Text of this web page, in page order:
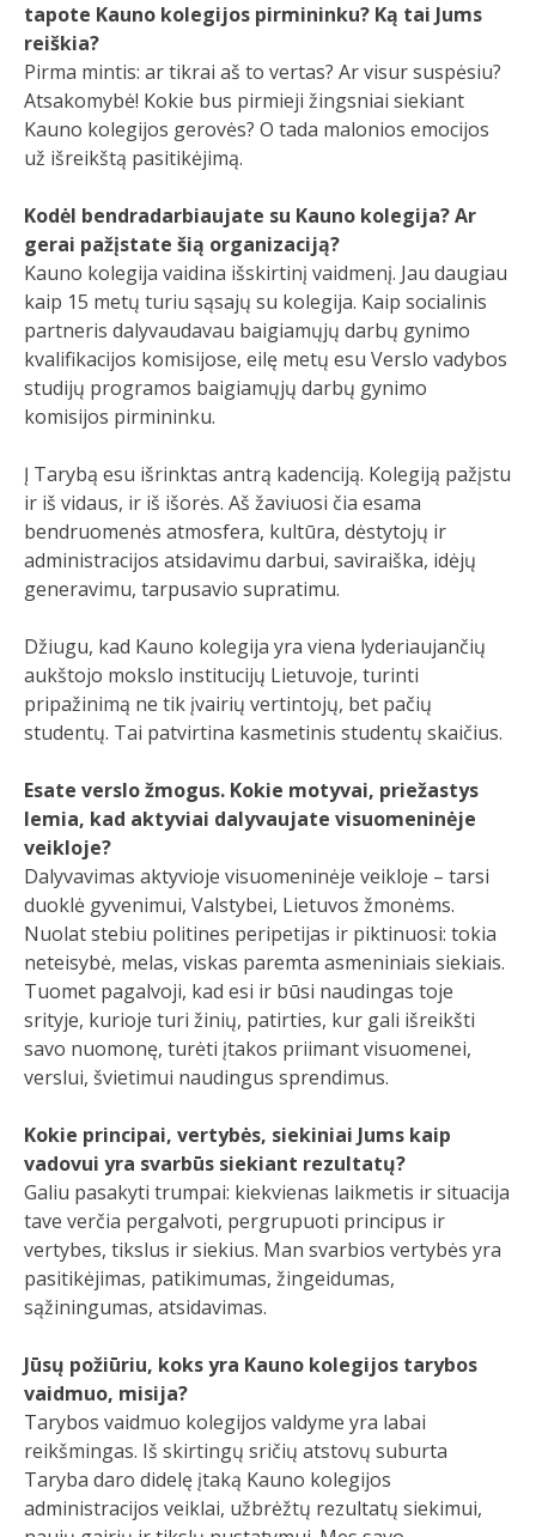
tapote Kauno kolegijos pirmininku? Ką tai Jums
reiškia?
Pirma mintis: ar tikrai aš to vertas? Ar visur suspėsiu?
Atsakomybė! Kokie bus pirmieji žingsniai siekiant
Kauno kolegijos gerovės? O tada malonios emocijos
už išreikštą pasitikėjimą.
Kodėl bendradarbiaujate su Kauno kolegija? Ar
gerai pažįstate šią organizaciją?
Kauno kolegija vaidina išskirtinį vaidmenį. Jau daugiau
kaip 15 metų turiu sąsajų su kolegija. Kaip socialinis
partneris dalyvaudavau baigiamųjų darbų gynimo
kvalifikacijos komisijose, eilę metų esu Verslo vadybos
studijų programos baigiamųjų darbų gynimo
komisijos pirmininku.
Į Tarybą esu išrinktas antrą kadenciją. Kolegiją pažįstu
ir iš vidaus, ir iš išorės. Aš žaviuosi čia esama
bendruomenės atmosfera, kultūra, dėstytojų ir
administracijos atsidavimu darbui, saviraiška, idėjų
generavimu, tarpusavio supratimu.
Džiugu, kad Kauno kolegija yra viena lyderiaujančių
aukštojo mokslo institucijų Lietuvoje, turinti
pripažinimą ne tik įvairių vertintojų, bet pačių
studentų. Tai patvirtina kasmetinis studentų skaičius.
Esate verslo žmogus. Kokie motyvai, priežastys
lemia, kad aktyviai dalyvaujate visuomeninėje
veikloje?
Dalyvavimas aktyvioje visuomeninėje veikloje – tarsi
duoklė gyvenimui, Valstybei, Lietuvos žmonėms.
Nuolat stebiu politines peripetijas ir piktinuosi: tokia
neteisybė, melas, viskas paremta asmeniniais siekiais.
Tuomet pagalvoji, kad esi ir būsi naudingas toje
srityje, kurioje turi žinių, patirties, kur gali išreikšti
savo nuomonę, turėti įtakos priimant visuomenei,
verslui, švietimui naudingus sprendimus.
Kokie principai, vertybės, siekiniai Jums kaip
vadovui yra svarbūs siekiant rezultatų?
Galiu pasakyti trumpai: kiekvienas laikmetis ir situacija
tave verčia pergalvoti, pergrupuoti principus ir
vertybes, tikslus ir siekius. Man svarbios vertybės yra
pasitikėjimas, patikimumas, žingeidumas,
sąžiningumas, atsidavimas.
Jūsų požiūriu, koks yra Kauno kolegijos tarybos
vaidmuo, misija?
Tarybos vaidmuo kolegijos valdyme yra labai
reikšmingas. Iš skirtingų sričių atstovų suburta
Taryba daro didelę įtaką Kauno kolegijos
administracijos veiklai, užbrėžtų rezultatų siekimui,